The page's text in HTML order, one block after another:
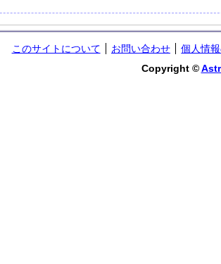
このサイトについて お問い合わせ
個人情
Copyright ©